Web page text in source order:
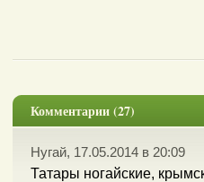
Комментарии (27)
Нугай, 17.05.2014 в 20:09
Татары ногайские,